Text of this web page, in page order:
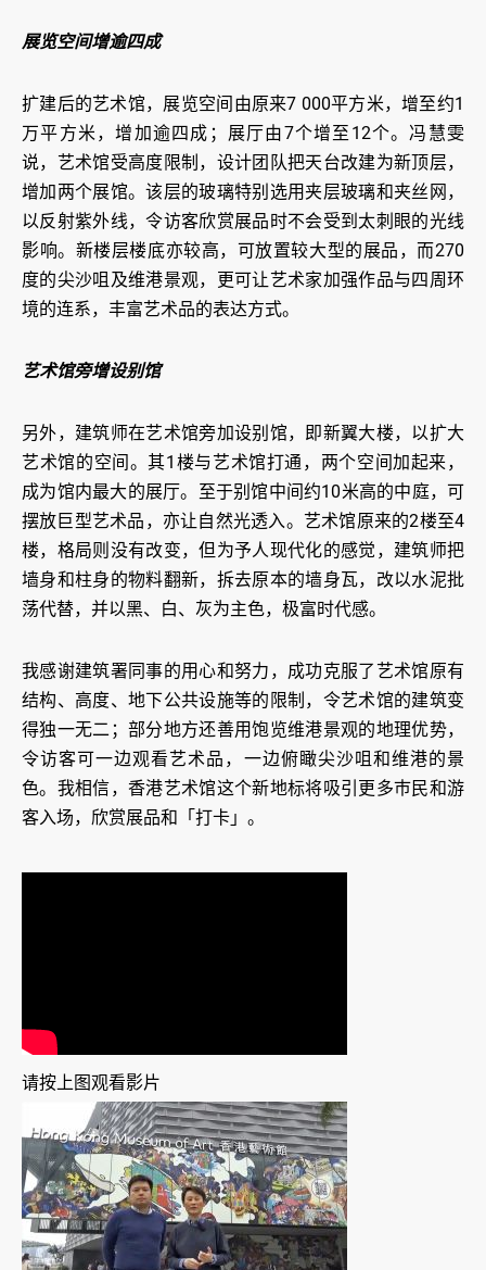
展览空间增逾四成
扩建后的艺术馆，展览空间由原来7 000平方米，增至约1
万平方米，增加逾四成；展厅由7个增至12个。冯慧雯
说，艺术馆受高度限制，设计团队把天台改建为新顶层，
增加两个展馆。该层的玻璃特别选用夹层玻璃和夹丝网，
以反射紫外线，令访客欣赏展品时不会受到太刺眼的光线
影响。新楼层楼底亦较高，可放置较大型的展品，而270
度的尖沙咀及维港景观，更可让艺术家加强作品与四周环
境的连系，丰富艺术品的表达方式。
艺术馆旁增设别馆
另外，建筑师在艺术馆旁加设别馆，即新翼大楼，以扩大
艺术馆的空间。其1楼与艺术馆打通，两个空间加起来，
成为馆内最大的展厅。至于别馆中间约10米高的中庭，可
摆放巨型艺术品，亦让自然光透入。艺术馆原来的2楼至4
楼，格局则没有改变，但为予人现代化的感觉，建筑师把
墙身和柱身的物料翻新，拆去原本的墙身瓦，改以水泥批
荡代替，并以黑、白、灰为主色，极富时代感。
我感谢建筑署同事的用心和努力，成功克服了艺术馆原有
结构、高度、地下公共设施等的限制，令艺术馆的建筑变
得独一无二；部分地方还善用饱览维港景观的地理优势，
令访客可一边观看艺术品，一边俯瞰尖沙咀和维港的景
色。我相信，香港艺术馆这个新地标将吸引更多巿民和游
客入场，欣赏展品和「打卡」。
请按上图观看影片